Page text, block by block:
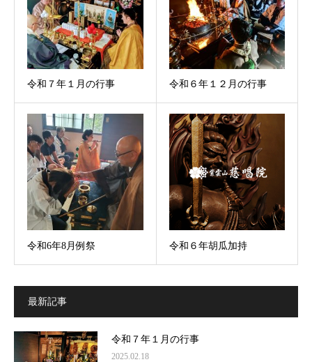
令和７年１月の行事 令和６年１２月の行事
令和6年8月例祭 令和６年胡瓜加持
最新記事
令和７年１月の行事
2025.02.18